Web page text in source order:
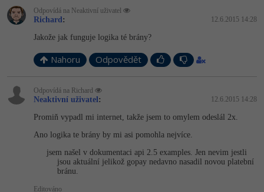
Odpovídá na Neaktivní uživatel
Richard : 12.6.2015 14:28
Jakože jak funguje logika té brány?
Nahoru Odpovědět
Odpovídá na Richard
Neaktivní uživatel : 12.6.2015 14:28
Promiň vypadl mi internet, takže jsem to omylem odeslál 2x.
Ano logika te brány by mi asi pomohla nejvíce.
jsem našel v dokumentaci api 2.5 examples. Jen nevim jestli
jsou aktuální jelikož gopay nedavno nasadil novou platební
bránu.
Editováno